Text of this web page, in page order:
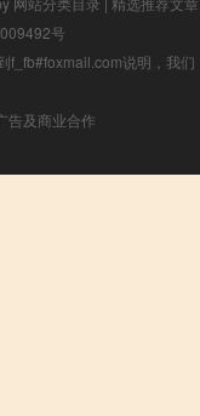
号
f_fb#foxmail.com说明，我们
告及商业合作